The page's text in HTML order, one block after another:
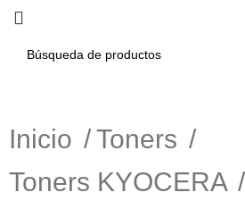
Inicio
Toners
Toners KYOCERA